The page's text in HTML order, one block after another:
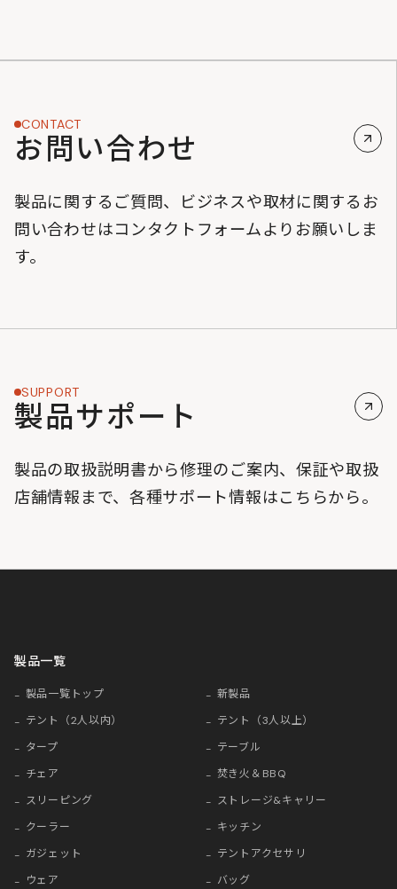
CONTACT
お問い合わせ
製品に関するご質問、ビジネスや取材に関するお
問い合わせはコンタクトフォームよりお願いしま
す。
SUPPORT
製品サポート
製品の取扱説明書から修理のご案内、保証や取扱
店舗情報まで、各種サポート情報はこちらから。
製品一覧
製品一覧トップ
新製品
テント（2人以内）
テント（3人以上）
タープ
テーブル
チェア
焚き火＆BBQ
スリーピング
ストレージ&キャリー
クーラー
キッチン
ガジェット
テントアクセサリ
ウェア
バッグ